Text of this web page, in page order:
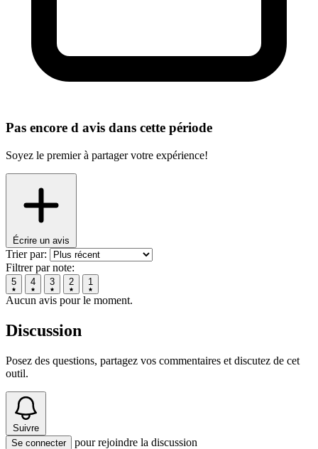
Pas encore d avis dans cette période
Soyez le premier à partager votre expérience!
Écrire un avis
Trier par:
Filtrer par note:
5 4 3 2 1
Aucun avis pour le moment.
Discussion
Posez des questions, partagez vos commentaires et discutez de cet
outil.
Suivre
Se connecter
pour rejoindre la discussion